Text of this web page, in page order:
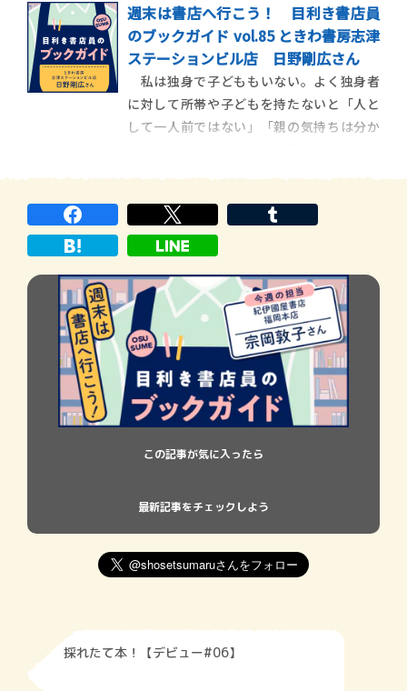
に毎回打ちひしがれている。ただ、今回ご
紹介する『木挽町のあだ討ち』は、「時代
小説が得意でない」という自分を打ち消し
たいほど驚きの物語だった。時代は江戸時
代。ある雪の
週末は書店へ行こう！ 目利き書店員
のブックガイド vol.85 ときわ書房志津
ステーションビル店 日野剛広さん
私は独身で子どももいない。よく独身者
に対して所帯や子どもを持たないと「人と
して一人前ではない」「親の気持ちは分か
でないことは自覚しているが、結婚しない
事情、子どもがいない事情は人それぞれ
だ。逆に既婚者や家
この記事が気に入ったら
最新記事をチェックしよう
採れたて本！【デビュー#06】